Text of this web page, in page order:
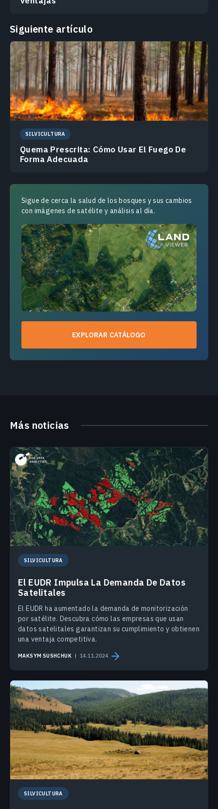
Siguiente artículo
SILVICULTURA
Quema Prescrita: Cómo Usar El Fuego De
Forma Adecuada
Sigue de cerca la salud de los bosques y sus cambios
con imágenes de satélite y análisis al día.
EXPLORAR CATÁLOGO
Más noticias
SILVICULTURA
El EUDR Impulsa La Demanda De Datos
Satelitales
El EUDR ha aumentado la demanda de monitorización
por satélite. Descubra cómo las empresas que usan
datos satelitales garantizan su cumplimiento y obtienen
una ventaja competitiva.
MAKSYM SUSHCHUK 14.11.2024
SILVICULTURA